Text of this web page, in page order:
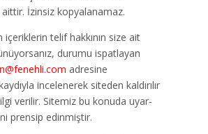
aittir. İzinsiz kopyalanamaz.
içeriklerin telif hakkının size ait
durumu ispatlayan
adresine
incelenerek siteden kaldırılır
verilir. Sitemiz bu konuda uyar-
prensip edinmiştir.